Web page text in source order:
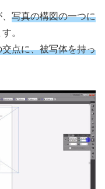
写真の構図の一つに
。
点に、被写体を持っ